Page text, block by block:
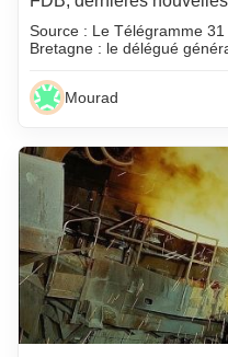
Source : Le Télégramme
Bretagne : le délégué
Mourad